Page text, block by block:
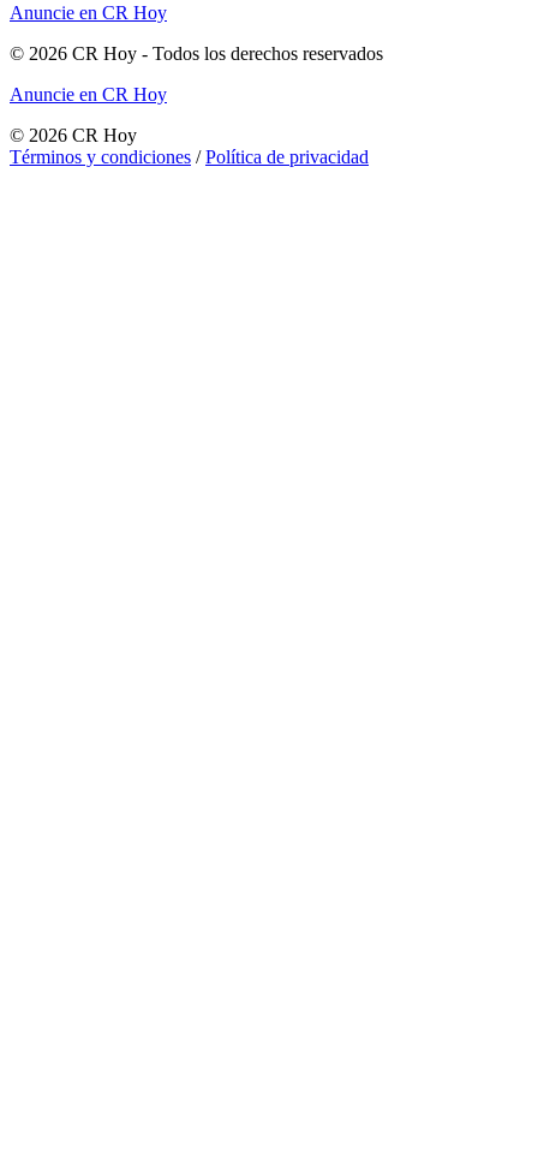
Anuncie en CR Hoy
© 2026 CR Hoy - Todos los derechos reservados
Anuncie en CR Hoy
© 2026 CR Hoy
Términos y condiciones /Política de privacidad